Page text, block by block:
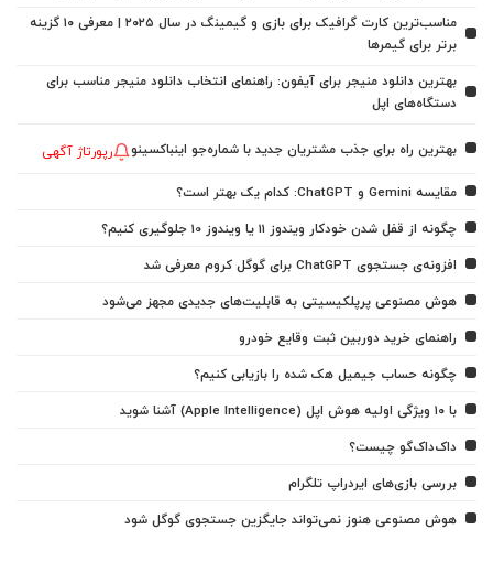
مناسب‌ترین کارت گرافیک برای بازی و گیمینگ در سال ۲۰۲۵ | معرفی ۱۰ گزینه
برتر برای گیمرها
بهترین دانلود منیجر برای آیفون: راهنمای انتخاب دانلود منیجر مناسب برای
دستگاه‌های اپل
بهترین راه برای جذب مشتریان جدید با شماره‌جو اینباکسینو رپورتاژ آگهی
مقایسه Gemini و ChatGPT: کدام یک بهتر است؟
چگونه از قفل شدن خودکار ویندوز 11 یا ویندوز 10 جلوگیری کنیم؟
افزونه‌ی جستجوی ChatGPT برای گوگل کروم معرفی شد
هوش مصنوعی پرپلکیسیتی به قابلیت‌های جدیدی مجهز می‌شود
راهنمای خرید دوربین ثبت وقایع خودرو
چگونه حساب جیمیل هک شده را بازیابی کنیم؟
با ۱۰ ویژگی اولیه هوش اپل (Apple Intelligence) آشنا شوید
داک‌داک‌گو چیست؟
بررسی بازی‌های ایردراپ تلگرام
هوش مصنوعی هنوز نمی‌تواند جایگزین جستجوی گوگل شود